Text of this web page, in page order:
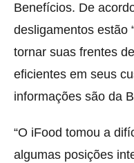
Benefícios. De
desligamentos estão
tornar suas frentes
eficientes em seus
informações são da
“O iFood tomou a
algumas posições